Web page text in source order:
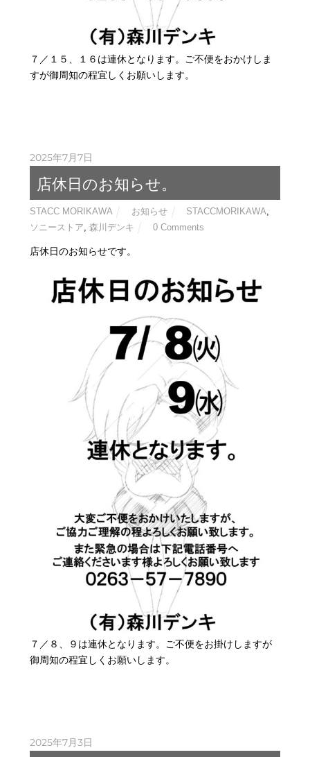
７／１５、１６は連休となります。ご不便をおかけしま
すが御周知の程宜しくお願いします。
2025年7月7日
店休日のお知らせ。
STACC MORIKAWA お知らせ STACCMORIKAWA
ソニーストア 森川デンキ 0 Comments
店休日のお知らせです。
７／８、９は連休となります。ご不便をお掛けしますが
御周知の程宜しくお願いします。
2025年7月3日